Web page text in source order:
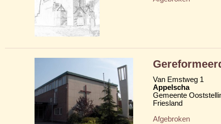
Van Emstweg 1
Appelscha
Gemeente
Friesland
Afgebroken